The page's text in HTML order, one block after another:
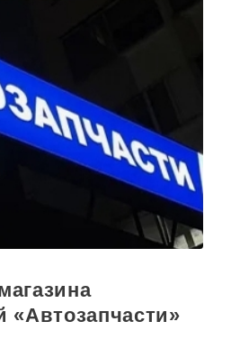
«Автозапчасти»